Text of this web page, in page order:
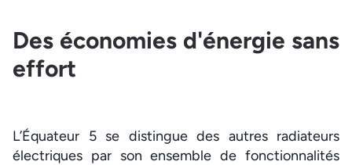
Des économies d'énergie sans
effort
L’Équateur 5 se distingue des autres radiateurs
électriques par son ensemble de fonctionnalités